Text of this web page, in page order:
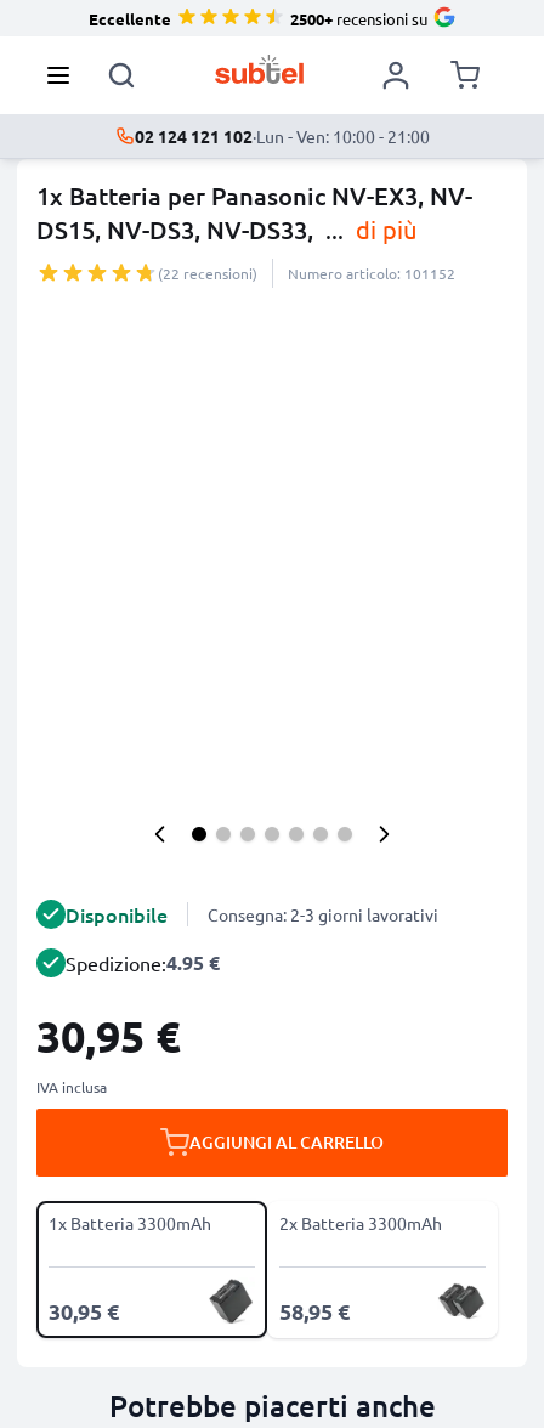
Eccellente 2500+recensioni su
02 124 121 102·Lun - Ven: 10:00 - 21:00
1x Batteria per Panasonic NV-EX3, NV-
DS15, NV-DS3, NV-DS33, ... di più
(22 recensioni) Numero articolo: 101152
Disponibile Consegna: 2-3 giorni lavorativi
Spedizione:4.95 €
30,95 €
IVA inclusa
AGGIUNGI AL CARRELLO
1x Batteria 3300mAh
30,95 €
2x Batteria 3300mAh
58,95 €
Potrebbe piacerti anche